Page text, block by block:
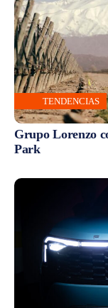
TENDENCIAS
Grupo Lorenzo
Park